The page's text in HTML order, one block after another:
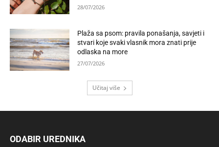
28/07/2026
Plaža sa psom: pravila ponašanja, savjeti i
stvari koje svaki vlasnik mora znati prije
odlaska na more
27/07/2026
Učitaj više
ODABIR UREDNIKA